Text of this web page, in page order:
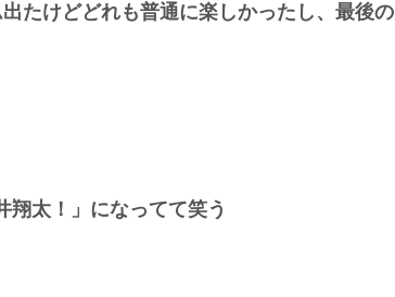
たけどどれも普通に楽しかったし、最後の
翔太！」になってて笑う